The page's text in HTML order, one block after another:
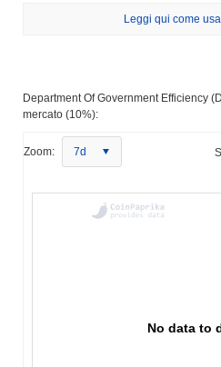
Leggi qui come
Department Of Government Efficiency
mercato (10%):
Zoom: 7d
No data to